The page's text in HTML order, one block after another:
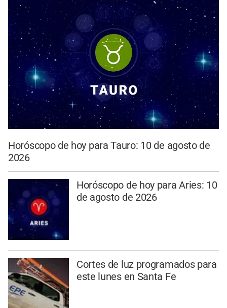
Horóscopo de hoy para Tauro: 10 de agosto de
2026
Horóscopo de hoy para Aries: 10
de agosto de 2026
Cortes de luz programados para
este lunes en Santa Fe